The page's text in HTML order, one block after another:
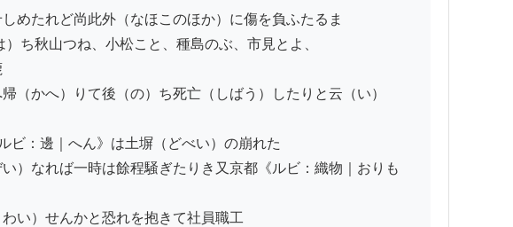
めたれど尚此外（なほこのほか）に傷を負ふたるまゝ
ち秋山つね、小松こと、種島のぶ、市見とよ、
（かへ）りて後（の）ち死亡（しばう）したりと云（い）
ビ：邊｜へん》は土塀（どべい）の崩れた
）なれば一時は餘程騒ぎたりき又京都《ルビ：織物｜おりも
い）せんかと恐れを抱きて社員職工